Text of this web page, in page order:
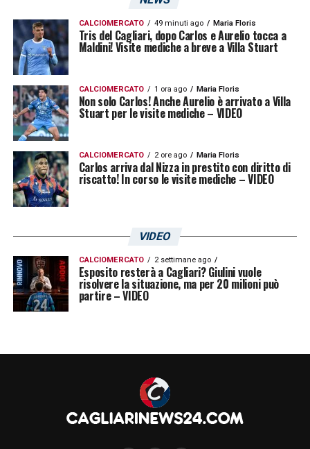
terzino non ha trovato grande continuità e
questa situazione potrebbe spingerlo a
prendere in considerazione una nuova
avventura. IlCagliari, dal canto suo, dovrà
decidere se trattenerlo come alternativa utile
nella rosa o se aprire alla cessione davanti a
una proposta ritenuta adeguata.
La posizione del giocatore sarà centrale.
dell’impiego, Zappa potrebbe valutare con
interesse una destinazione capace di
offrirgli maggiore centralità tecnica. Il
Monza, in questo scenario,
Zappa, il fattore casa può pesare
nella trattativa
CALCIOMERCATO 49 minuti ago Maria Floris
Tris del Cagliari, dopo Carlos e Aurelio tocca a
Maldini! Visite mediche a breve a Villa Stuart
CALCIOMERCATO 1 ora ago Maria Floris
Non solo Carlos! Anche Aurelio è arrivato a Villa
Stuart per le visite mediche – VIDEO
CALCIOMERCATO 2 ore ago Maria Floris
Carlos arriva dal Nizza in prestito con diritto di
riscatto! In corso le visite mediche – VIDEO
VIDEO
CALCIOMERCATO 2 settimane ago
Esposito resterà a Cagliari? Giulini vuole
risolvere la situazione, ma per 20 milioni può
partire – VIDEO